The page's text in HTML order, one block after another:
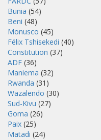
Bunia (54)
Beni (48)
Monusco (45)
Félix Tshisekedi (40)
Constitution (37)
ADF (36)
Maniema (32)
Rwanda (31)
Wazalendo (30)
Sud-Kivu (27)
Goma (26)
Paix (25)
Matadi (24)